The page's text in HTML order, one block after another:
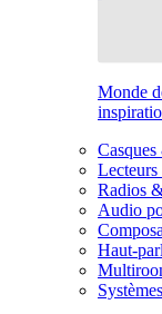
Monde
Radios
Audio
Haut-